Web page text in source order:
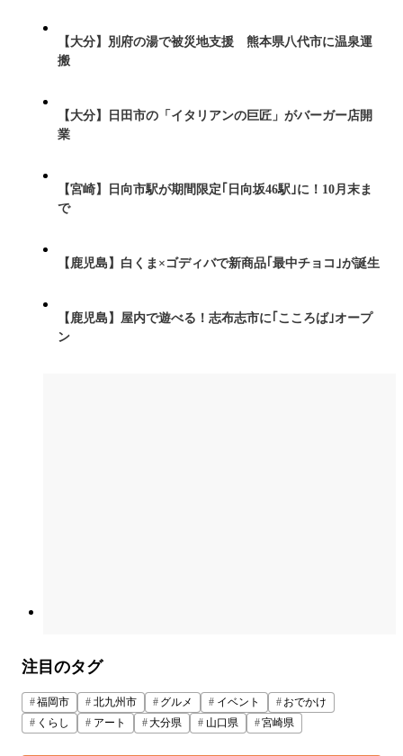
【大分】別府の湯で被災地支援 熊本県八代市に温泉運
搬
【大分】日田市の「イタリアンの巨匠」がバーガー店開
業
【宮崎】日向市駅が期間限定｢日向坂46駅｣に！10月末ま
で
【鹿児島】白くま×ゴディバで新商品｢最中チョコ｣が誕生
【鹿児島】屋内で遊べる！志布志市に｢こころば｣オープ
ン
注目のタグ
福岡市 北九州市 グルメ イベント
おでかけ
くらし
アート 大分県 山口県 宮崎県